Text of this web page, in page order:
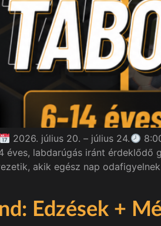
2026. július 20. – július 24.
éves, labdarúgás iránt
akik egész nap
Edzések +